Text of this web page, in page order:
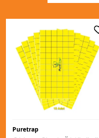
Puretrap